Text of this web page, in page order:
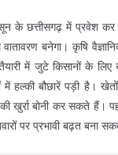
के छत्तीसगढ़ में प्रवेश
बनेगा। कृषि
में जुटे किसानों के लिए
में हल्की बौछारें पड़ी है।
खुर्रा बोनी कर सकते हैं।
पर प्रभावी बढ़त बना